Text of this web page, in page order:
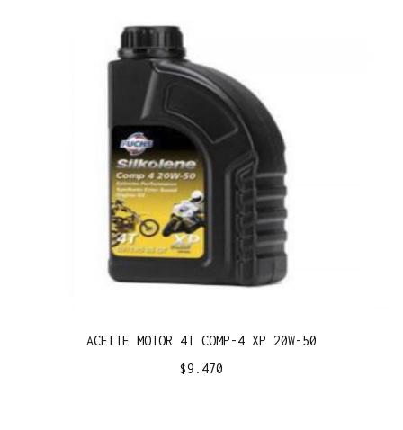
ACEITE MOTOR 4T COMP-4 XP 20W-50
$9.470